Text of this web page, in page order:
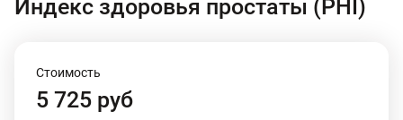
Индекс здоровья простаты (PHI)
Стоимость
5 725 руб